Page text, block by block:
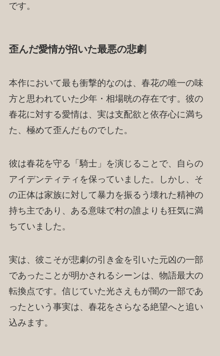
です。
歪んだ愛情が招いた最悪の悲劇
本作において最も衝撃的なのは、春花の唯一の味
方と思われていた少年・相場晄の存在です。彼の
春花に対する愛情は、実は支配欲と依存心に満ち
た、極めて歪んだものでした。
彼は春花を守る「騎士」を演じることで、自らの
アイデンティティを保っていました。しかし、そ
の正体は家族に対して暴力を振るう壊れた精神の
持ち主であり、ある意味で村の誰よりも狂気に満
ちていました。
実は、彼こそが悲劇の引き金を引いた元凶の一部
であったことが明かされるシーンは、物語最大の
転換点です。信じていた光さえもが闇の一部であ
ったという事実は、春花をさらなる絶望へと追い
込みます。